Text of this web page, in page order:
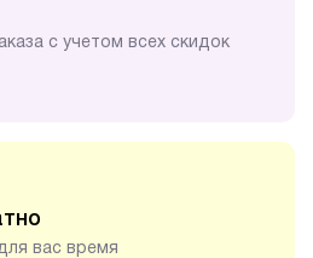
с учетом всех скидок
вас время